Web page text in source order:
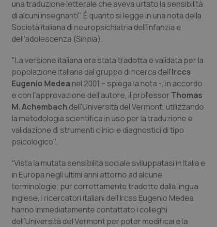
Friuli Venezia Giulia
Lazio
Liguria
Lombardia
Marche
Molise
Piemonte
Provincia Autonoma di Bolzano
Provincia Autonoma di Trento
Dermatite Atopica
Diabete & glucometri
Disturbi dell’umore
Dolore
Donna & Salute
Epatiti
HIV
Infezioni & Febbre
Ipertensione & Scompenso
una traduzione letterale che aveva urtato la sensibilità
di alcuni insegnanti". È quanto si legge in una nota della
Società italiana di neuropsichiatria dell'infanzia e
dell'adolescenza (Sinpia).
"La versione italiana era stata tradotta e validata per la
popolazione italiana dal gruppo di ricerca dell’Irccs
Eugenio Medea nel 2001 – spiega la nota -, in accordo
e con l'approvazione dell’autore, il professor Thomas
M. Achembach dell’Università del Vermont, utilizzando
la metodologia scientifica in uso per la traduzione e
validazione di strumenti clinici e diagnostici di tipo
psicologico".
“Vista la mutata sensibilità sociale sviluppatasi in Italia e
in Europa negli ultimi anni attorno ad alcune
terminologie, pur correttamente tradotte dalla lingua
inglese, i ricercatori italiani dell’Ircss Eugenio Medea
hanno immediatamente contattato i colleghi
dell’Università del Vermont per poter modificare la